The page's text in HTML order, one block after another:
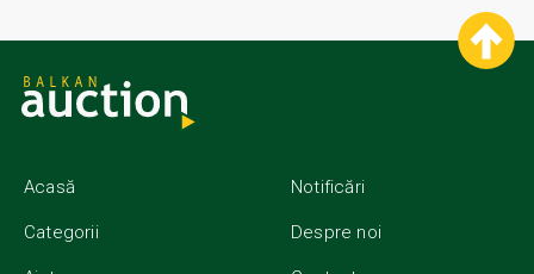
Acasă
Categorii
Notificări
Despre noi